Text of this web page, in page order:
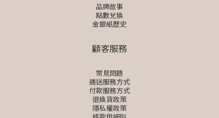
品牌故事
點數兌換
金銀紙歷史
顧客服務
常見問題
運送服務方式
付款服務方式
退換貨政策
隱私權政策